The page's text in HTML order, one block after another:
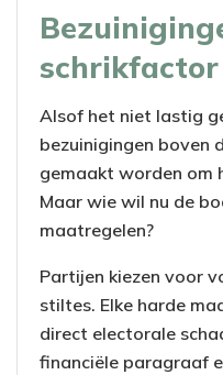
schrikfactor
Alsof het niet lastig
bezuinigingen boven
gemaakt worden om
Maar wie wil nu de
maatregelen?
Partijen kiezen voor
stiltes. Elke harde
direct electorale
financiële paragraaf